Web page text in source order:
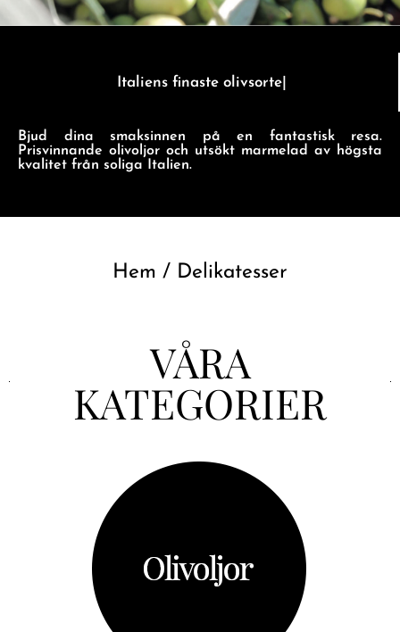
Italiens finaste olivsorter.
Bjud dina smaksinnen på en fantastisk resa.
Prisvinnande olivoljor och utsökt marmelad av högsta
kvalitet från soliga Italien.
Hem / Delikatesser
VÅRA
KATEGORIER